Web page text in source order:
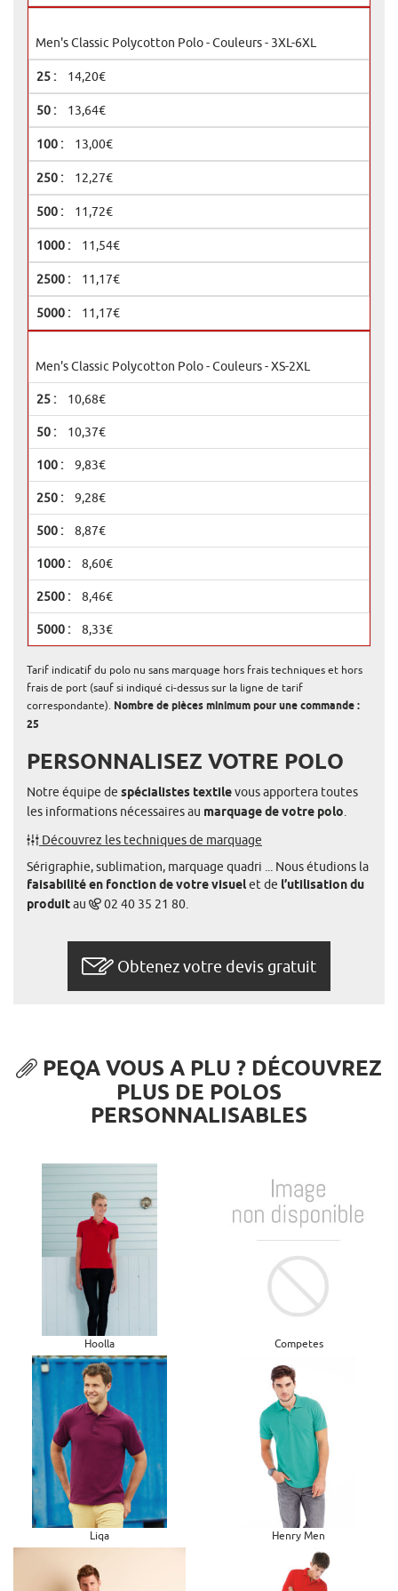
Men's Classic Polycotton Polo - Couleurs - 3XL-6XL
14,20€
13,64€
13,00€
12,27€
11,72€
11,54€
11,17€
11,17€
Men's Classic Polycotton Polo - Couleurs - XS-2XL
10,68€
10,37€
9,83€
9,28€
8,87€
8,60€
8,46€
8,33€
Tarif indicatif du polo nu sans marquage hors frais techniques et hors
frais de port (sauf si indiqué ci-dessus sur la ligne de tarif
correspondante). Nombre de pièces minimum pour une commande :
25
PERSONNALISEZ VOTRE POLO
Notre équipe de spécialistes textilevous apportera toutes
les informations nécessaires au marquage de votre polo.
Découvrez les techniques de marquage
Sérigraphie, sublimation, marquage quadri ... Nous étudions la
faisabilité en fonction de votre visuelet de l’utilisation du
produitau 02 40 35 21 80.
Obtenez votre devis gratuit
PEQA VOUS A PLU ? DÉCOUVREZ
PLUS DE POLOS
PERSONNALISABLES
Hoolla Competes
Liqa Henry Men